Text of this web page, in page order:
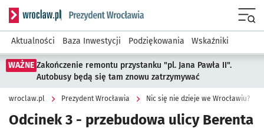
Serwis informacyjny wroclaw.pl podserwis: Prezydent
Aktualności Baza Inwestycji Podziękowania Wskaźniki
WAŻNE Zakończenie remontu przystanku "pl. Jana Pawła II".
Autobusy będą się tam znowu zatrzymywać
wroclaw.pl Prezydent Wrocławia Nic się nie dzieje we Wrocławiu?
Odcinek 3 - przebudowa ulicy Berenta